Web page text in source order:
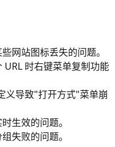
网站图标丢失的问题。
时右键菜单复制功能
义导致"打开方式"菜单崩
生效的问题。
失败的问题。